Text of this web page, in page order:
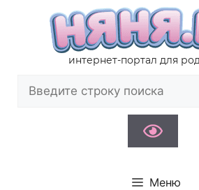
содержимому
интернет-портал для
Меню